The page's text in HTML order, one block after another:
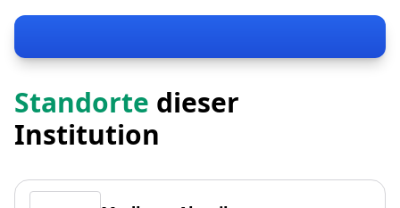
Standorte dieser
Institution